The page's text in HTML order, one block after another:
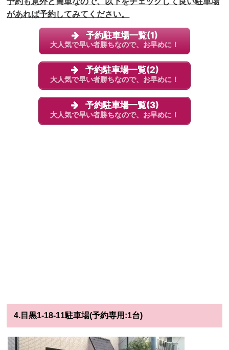
があれば予約してみてください。
予約駐車場一覧(1)
大人気で早い者勝ちなので、お早めに！
予約駐車場一覧(2)
大人気で早い者勝ちなので、お早めに！
予約駐車場一覧(3)
大人気で早い者勝ちなので、お早めに！
4.目黒1-18-11駐車場(予約専用:1台)